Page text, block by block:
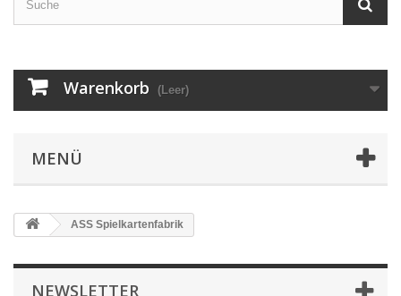
Warenkorb (Leer)
MENÜ
ASS Spielkartenfabrik
NEWSLETTER